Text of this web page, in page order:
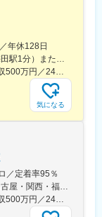
年休128日
★転勤なし★フルリモートOK★大阪本社（梅田駅1分）または東京支社、名古屋支社関西・一都三県・名古屋の各プロジェクト先◆勤務地・アクセス【本社】大阪府大阪市北区梅田2丁目2-2ヒルトンプラザウエスト オフィスタワー 19階阪急線「梅田駅」徒歩5分【東京支社】東京都新宿区新宿１-9-10丸の内線「新宿御苑前駅」徒歩1分各線「新宿三丁目駅」徒歩15分【名古屋支社】愛知県名古屋市西区牛島町6-1 名古屋ルーセントタワー各線「名古屋駅」徒歩5分【福岡支社】福岡県福岡市中央区天神1-14-18福岡市営地下鉄空港線「天神駅」直結七隈線「天神南駅」徒歩5分西鉄天神大牟田線「西鉄福岡（天神）駅」徒歩6分◎受動喫煙対策あり：オフィス内禁煙
年収820万円／28歳 動画編集職 経験5年 年収500万円／24歳 動画編集職 経験2年
気になる
／定着率95％
★転勤なし★フルリモートOK★一都三県・名古屋・関西・福岡の各プロジェクト先勤務地・アクセス【本社】東京都渋谷区恵比寿西2-8-4 EX恵比寿西ビル5FJR山手線、埼京線、湘南新宿ライン、東京メトロ日比谷線「恵比寿駅」より徒歩6分東急東横線「代官山駅」より徒歩6分【新宿支社】東京都新宿区富久町16-15 新宿MYビル2F丸ノ内線「新宿御苑前駅」より徒歩5分新宿線、丸ノ内線、副都心線「新宿三丁目駅」より徒歩8分【大阪支社】大阪府大阪市北区大深町6-38JR各線「大阪駅」より徒歩7分大阪メトロ御堂筋線「梅田駅」より徒歩8分阪急各線「大阪梅田駅」より徒歩9分【名古屋支社】愛知県名古屋市西区牛島町6-1 名古屋ルーセントタワー各線「名古屋駅」徒歩5分【福岡支社】福岡県福岡市中央区天神1-14-18福岡市営地下鉄空港線「天神駅」直結七隈線「天神南駅」徒歩5分西鉄天神大牟田線「西鉄福岡（天神）駅」徒歩6分◎受動喫煙対策あり：オフィス内禁煙
年収820万円／28歳 動画編集職 経験5年 年収500万円／24歳 動画編集職 経験2年